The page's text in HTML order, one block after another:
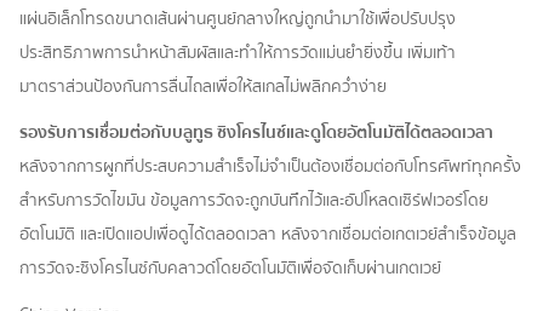
แผ่นอิเล็กโทรดขนาดเส้นผ่านศูนย์กลางใหญ่ถูกนำมาใช้เพื่อปรับปรุง
ประสิทธิภาพการนำหน้าสัมผัสและทำให้การวัดแม่นยำยิ่งขึ้น เพิ่มเท้า
มาตราส่วนป้องกันการลื่นไถลเพื่อให้สเกลไม่พลิกคว่ำง่าย
รองรับการเชื่อมต่อกับบลูทูธ ซิงโครไนซ์และดูโดยอัตโนมัติได้ตลอดเวลา
หลังจากการผูกที่ประสบความสำเร็จไม่จำเป็นต้องเชื่อมต่อกับโทรศัพท์ทุกครั้ง
สำหรับการวัดไขมัน ข้อมูลการวัดจะถูกบันทึกไว้และอัปโหลดเซิร์ฟเวอร์โดย
อัตโนมัติ และเปิดแอปเพื่อดูได้ตลอดเวลา หลังจากเชื่อมต่อเกตเวย์สำเร็จข้อมูล
การวัดจะซิงโครไนซ์กับคลาวด์โดยอัตโนมัติเพื่อจัดเก็บผ่านเกตเวย์